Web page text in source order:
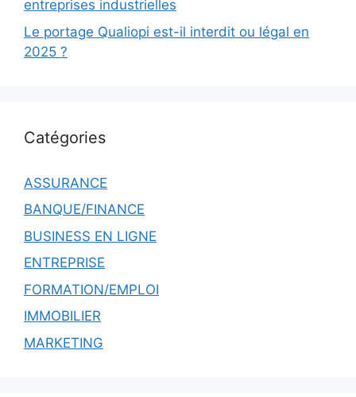
entreprises industrielles
Le portage Qualiopi est-il interdit ou légal en
2025 ?
Catégories
ASSURANCE
BANQUE/FINANCE
BUSINESS EN LIGNE
ENTREPRISE
FORMATION/EMPLOI
IMMOBILIER
MARKETING